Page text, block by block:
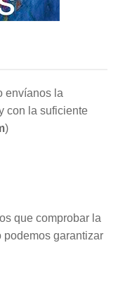
envíanos la
con la suficiente
)
que comprobar la
garantizar